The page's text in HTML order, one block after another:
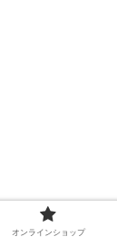
オンラインショップ